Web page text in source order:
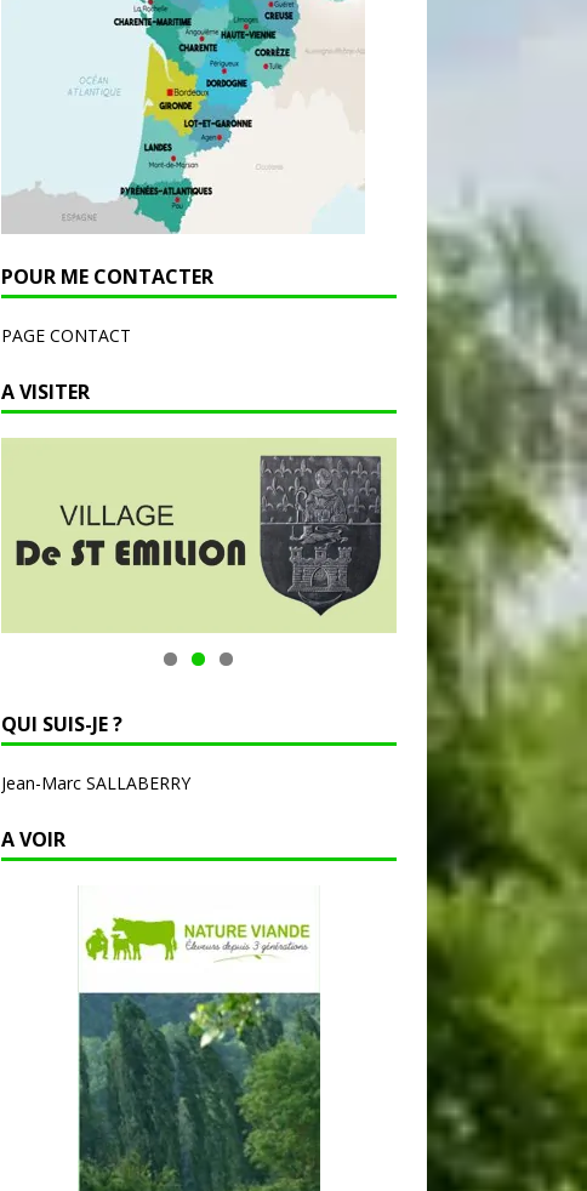
POUR ME CONTACTER
PAGE CONTACT
A VISITER
QUI SUIS-JE ?
Jean-Marc SALLABERRY
A VOIR